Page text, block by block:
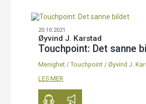
20.10.2021
Øyvind J. Karstad
Touchpoint: Det sanne
Menighet/ Touchpoint/ Øyvind J.
LES MER